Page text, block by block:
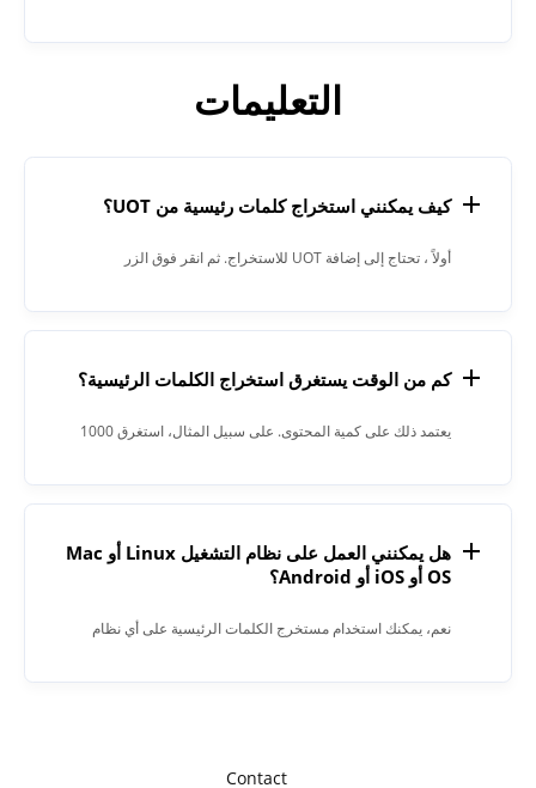
التعليمات
كيف يمكنني استخراج كلمات رئيسية من UOT؟
أولاً ، تحتاج إلى إضافة UOT للاستخراج. ثم انقر فوق الزر
كم من الوقت يستغرق استخراج الكلمات الرئيسية؟
يعتمد ذلك على كمية المحتوى. على سبيل المثال، استغرق 1000
هل يمكنني العمل على نظام التشغيل Linux أو Mac
OS أو iOS أو Android؟
نعم، يمكنك استخدام مستخرج الكلمات الرئيسية على أي نظام
Contact